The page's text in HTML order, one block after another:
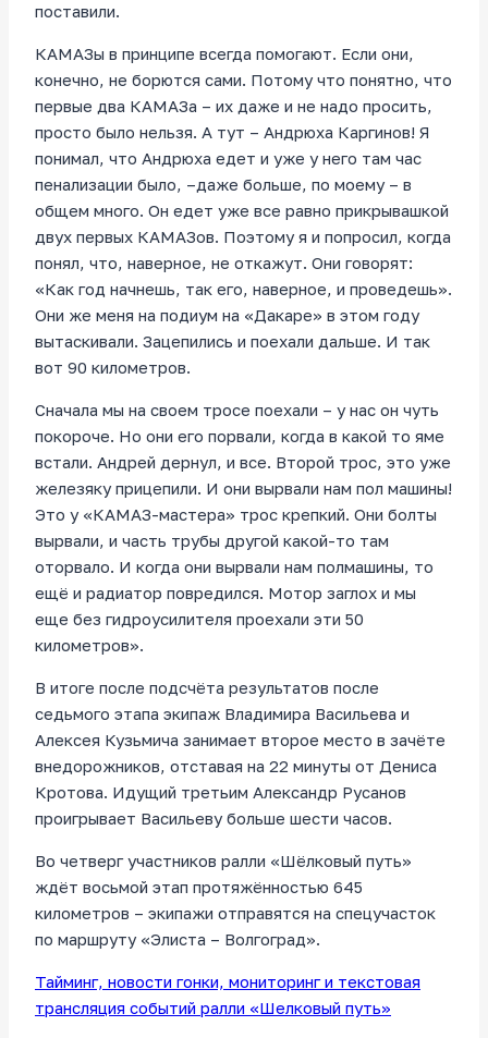
поставили.
КАМАЗы в принципе всегда помогают. Если они,
конечно, не борются сами. Потому что понятно, что
первые два КАМАЗа – их даже и не надо просить,
просто было нельзя. А тут – Андрюха Каргинов! Я
понимал, что Андрюха едет и уже у него там час
пенализации было, –даже больше, по моему – в
общем много. Он едет уже все равно прикрывашкой
двух первых КАМАЗов. Поэтому я и попросил, когда
понял, что, наверное, не откажут. Они говорят:
«Как год начнешь, так его, наверное, и проведешь».
Они же меня на подиум на «Дакаре» в этом году
вытаскивали. Зацепились и поехали дальше. И так
вот 90 километров.
Сначала мы на своем тросе поехали – у нас он чуть
покороче. Но они его порвали, когда в какой то яме
встали. Андрей дернул, и все. Второй трос, это уже
железяку прицепили. И они вырвали нам пол машины!
Это у «КАМАЗ-мастера» трос крепкий. Они болты
вырвали, и часть трубы другой какой-то там
оторвало. И когда они вырвали нам полмашины, то
ещё и радиатор повредился. Мотор заглох и мы
еще без гидроусилителя проехали эти 50
километров».
В итоге после подсчёта результатов после
седьмого этапа экипаж Владимира Васильева и
Алексея Кузьмича занимает второе место в зачёте
внедорожников, отставая на 22 минуты от Дениса
Кротова. Идущий третьим Александр Русанов
проигрывает Васильеву больше шести часов.
Во четверг участников ралли «Шёлковый путь»
ждёт восьмой этап протяжённостью 645
километров – экипажи отправятся на спецучасток
по маршруту «Элиста – Волгоград».
Тайминг, новости гонки, мониторинг и текстовая
трансляция событий ралли «Шелковый путь»